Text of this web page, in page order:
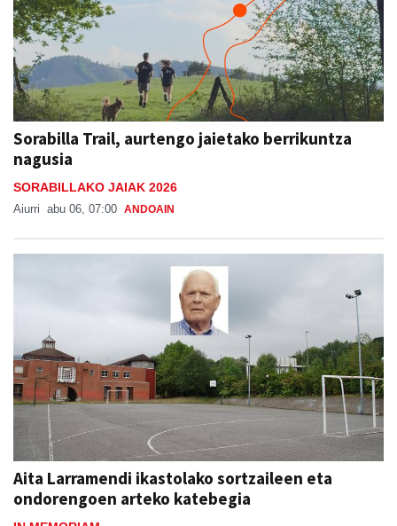
Sorabilla Trail, aurtengo jaietako berrikuntza
nagusia
SORABILLAKO JAIAK 2026
Aiurri abu 06, 07:00 ANDOAIN
Aita Larramendi ikastolako sortzaileen eta
ondorengoen arteko katebegia